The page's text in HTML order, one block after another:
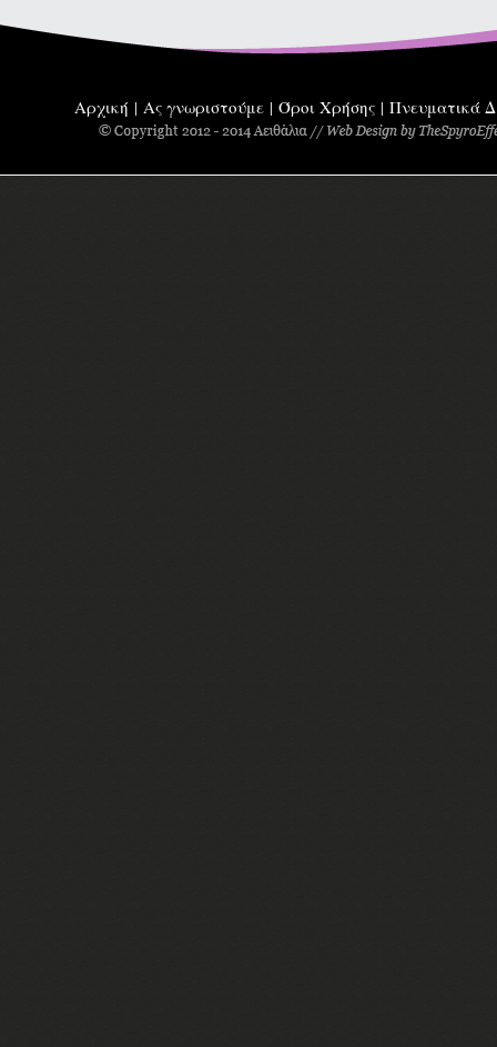
Αρχική | Ας γνωριστούμε | Όροι Χρήσης | Πνευματικά